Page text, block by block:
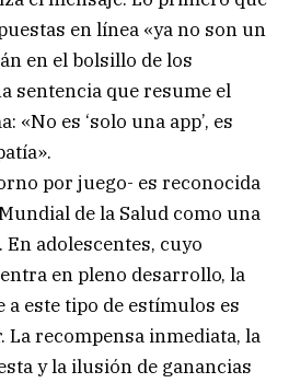
en línea «ya no son un
en el bolsillo de los
sentencia que resume el
«No es ‘solo una app’, es
por juego- es reconocida
de la Salud como una
adolescentes, cuyo
en pleno desarrollo, la
este tipo de estímulos es
La recompensa inmediata, la
y la ilusión de ganancias